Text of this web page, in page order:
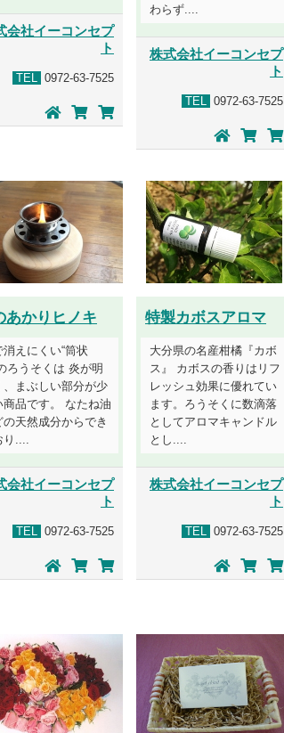
会社イーコンセプ
ト
TEL 0972-63-7525
わらず....
株式会社イーコンセプ
ト
TEL 0972-63-7525
あかりヒノキ
消えにくい“筒状
ろうそくは 炎が明
、まぶしい部分が少
商品です。 なたね油
の天然成分からでき
り....
会社イーコンセプ
ト
TEL 0972-63-7525
特製カボスアロマ
大分県の名産柑橘『カボ
ス』 カボスの香りはリフ
レッシュ効果に優れてい
ます。ろうそくに数滴落
としてアロマキャンドル
とし....
株式会社イーコンセプ
ト
TEL 0972-63-7525